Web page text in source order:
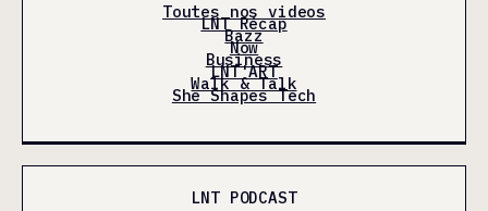
Toutes nos videos
LNT Récap
Bazz
Now
Business
LNT'ART
Walk & Talk
She Shapes Tech
LNT PODCAST